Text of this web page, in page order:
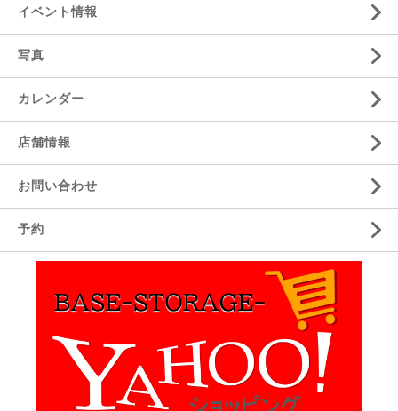
イベント情報
写真
カレンダー
店舗情報
お問い合わせ
予約